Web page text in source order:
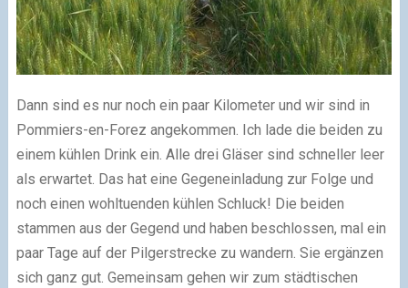
Dann sind es nur noch ein paar Kilometer und wir sind in
Pommiers-en-Forez angekommen. Ich lade die beiden zu
einem kühlen Drink ein. Alle drei Gläser sind schneller leer
als erwartet. Das hat eine Gegeneinladung zur Folge und
noch einen wohltuenden kühlen Schluck! Die beiden
stammen aus der Gegend und haben beschlossen, mal ein
paar Tage auf der Pilgerstrecke zu wandern. Sie ergänzen
sich ganz gut. Gemeinsam gehen wir zum städtischen